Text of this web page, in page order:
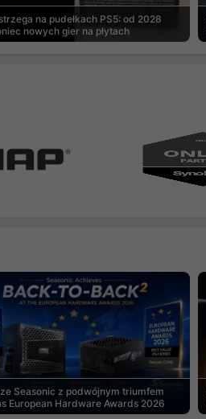
na pudełkach PS5: od 2028
nowych gier na płytach
Seasonic z podwójnym triumfem
European Hardware Awards 2026